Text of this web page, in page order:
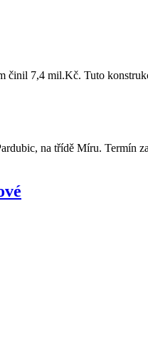
činil 7,4 mil.Kč. Tuto
na třídě Míru. Termín